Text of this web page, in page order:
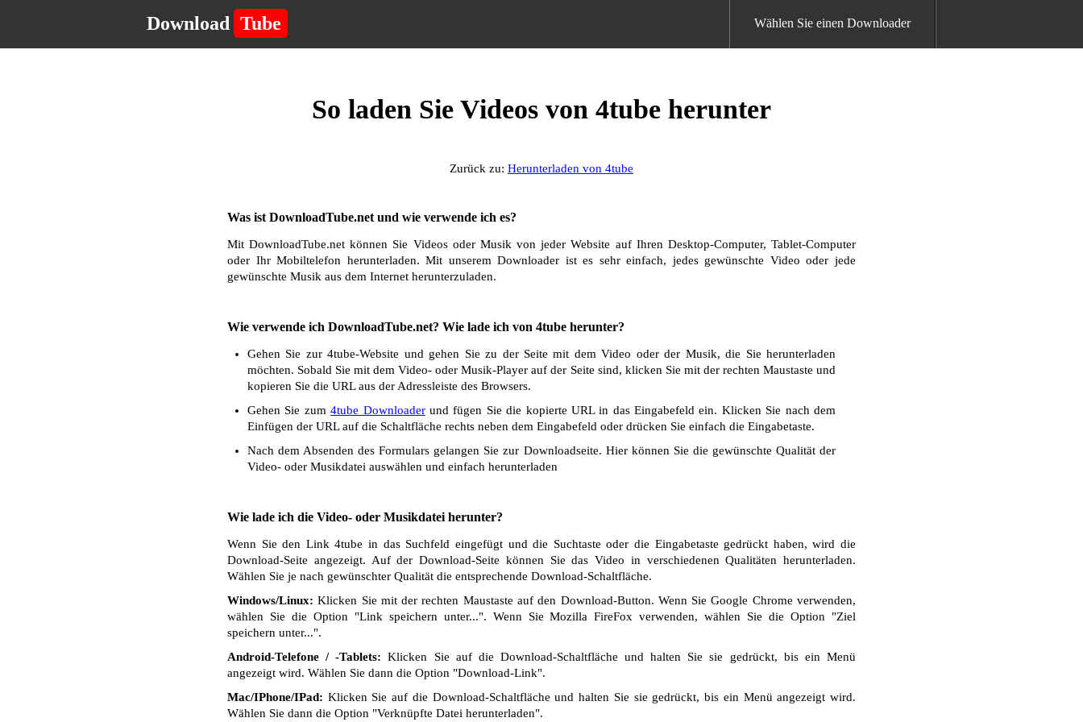
Download Tube Wählen Sie einen Downloader
So laden Sie Videos von 4tube herunter
Zurück zu: Herunterladen von 4tube
Was ist DownloadTube.net und wie verwende ich es?
Mit DownloadTube.net können Sie Videos oder Musik von jeder Website auf Ihren Desktop-Computer, Tablet-Computer
oder Ihr Mobiltelefon herunterladen. Mit unserem Downloader ist es sehr einfach, jedes gewünschte Video oder jede
gewünschte Musik aus dem Internet herunterzuladen.
Wie verwende ich DownloadTube.net? Wie lade ich von 4tube herunter?
Gehen Sie zur 4tube-Website und gehen Sie zu der Seite mit dem Video oder der Musik, die Sie herunterladen
möchten. Sobald Sie mit dem Video- oder Musik-Player auf der Seite sind, klicken Sie mit der rechten Maustaste und
kopieren Sie die URL aus der Adressleiste des Browsers.
Gehen Sie zum4tube Downloaderund fügen Sie die kopierte URL in das Eingabefeld ein. Klicken Sie nach dem
Einfügen der URL auf die Schaltfläche rechts neben dem Eingabefeld oder drücken Sie einfach die Eingabetaste.
Nach dem Absenden des Formulars gelangen Sie zur Downloadseite. Hier können Sie die gewünschte Qualität der
Video- oder Musikdatei auswählen und einfach herunterladen
Wie lade ich die Video- oder Musikdatei herunter?
Wenn Sie den Link 4tube in das Suchfeld eingefügt und die Suchtaste oder die Eingabetaste gedrückt haben, wird die
Download-Seite angezeigt. Auf der Download-Seite können Sie das Video in verschiedenen Qualitäten herunterladen.
Wählen Sie je nach gewünschter Qualität die entsprechende Download-Schaltfläche.
Windows/Linux: Klicken Sie mit der rechten Maustaste auf den Download-Button. Wenn Sie Google Chrome verwenden,
wählen Sie die Option "Link speichern unter...". Wenn Sie Mozilla FireFox verwenden, wählen Sie die Option "Ziel
speichern unter...".
Android-Telefone / -Tablets: Klicken Sie auf die Download-Schaltfläche und halten Sie sie gedrückt, bis ein Menü
angezeigt wird. Wählen Sie dann die Option "Download-Link".
Mac/IPhone/IPad: Klicken Sie auf die Download-Schaltfläche und halten Sie sie gedrückt, bis ein Menü angezeigt wird.
Wählen Sie dann die Option "Verknüpfte Datei herunterladen".